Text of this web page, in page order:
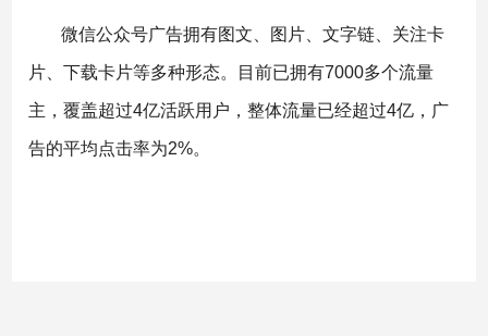
微信公众号广告拥有图文、图片、文字链、关注卡
片、下载卡片等多种形态。目前已拥有7000多个流量
主，覆盖超过4亿活跃用户，整体流量已经超过4亿，广
告的平均点击率为2%。